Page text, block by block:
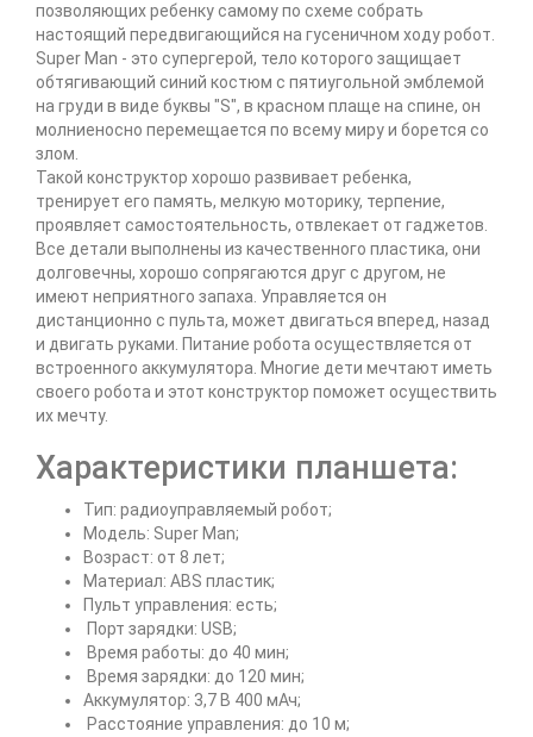
позволяющих ребенку самому по схеме собрать
настоящий передвигающийся на гусеничном ходу робот.
Super Man - это супергерой, тело которого защищает
обтягивающий синий костюм с пятиугольной эмблемой
на груди в виде буквы "S", в красном плаще на спине, он
молниеносно перемещается по всему миру и борется со
злом.
Такой конструктор хорошо развивает ребенка,
тренирует его память, мелкую моторику, терпение,
проявляет самостоятельность, отвлекает от гаджетов.
Все детали выполнены из качественного пластика, они
долговечны, хорошо сопрягаются друг с другом, не
имеют неприятного запаха. Управляется он
дистанционно с пульта, может двигаться вперед, назад
и двигать руками. Питание робота осуществляется от
встроенного аккумулятора. Многие дети мечтают иметь
своего робота и этот конструктор поможет осуществить
их мечту.
Характеристики планшета:
Тип: радиоуправляемый робот;
Модель: Super Man;
Возраст: от 8 лет;
Материал: ABS пластик;
Пульт управления: есть;
Порт зарядки: USB;
Время работы: до 40 мин;
Время зарядки: до 120 мин;
Аккумулятор: 3,7 В 400 мАч;
Расстояние управления: до 10 м;